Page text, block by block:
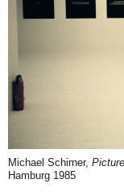
Michael Schirner,
Hamburg 1985